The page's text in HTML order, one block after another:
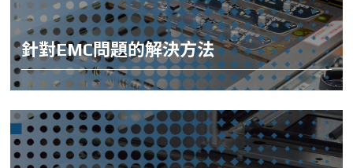
針對EMC問題的解決方法